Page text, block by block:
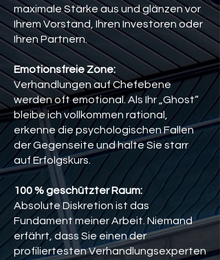
maximale Stärke aus und glänzen vor
Ihrem Vorstand, Ihren Investoren oder
Ihren Partnern.
Emotionsfreie Zone:
Verhandlungen auf Chefebene
werden oft emotional. Als Ihr „Ghost“
bleibe ich vollkommen rational,
erkenne die psychologischen Fallen
der Gegenseite und halte Sie starr
auf Erfolgskurs.
100 % geschützter Raum:
Absolute Diskretion ist das
Fundament meiner Arbeit. Niemand
erfährt, dass Sie einen der
profiliertesten Verhandlungsexperten